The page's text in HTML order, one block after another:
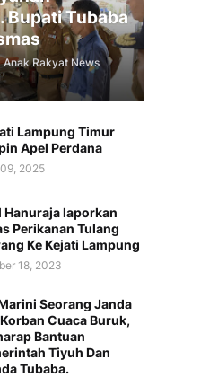
Bupati Tubaba
Anak Rakyat News
Lampung Timur
Apel Perdana
2025
Hanuraja laporkan
Perikanan Tulang
Ke Kejati Lampung
18, 2023
Seorang Janda
Cuaca Buruk,
Bantuan
Tiyuh Dan
Tubaba.